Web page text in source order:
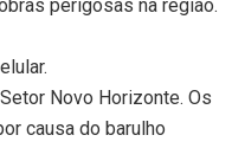
perigosas na região.
Novo Horizonte. Os
causa do barulho